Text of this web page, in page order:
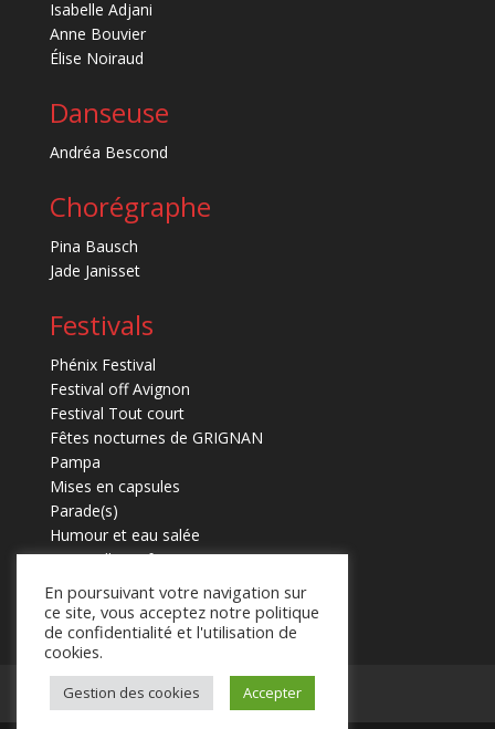
Isabelle Adjani
Anne Bouvier
Élise Noiraud
Danseuse
Andréa Bescond
Chorégraphe
Pina Bausch
Jade Janisset
Festivals
Phénix Festival
Festival off Avignon
Festival Tout court
Fêtes nocturnes de GRIGNAN
Pampa
Mises en capsules
Parade(s)
Humour et eau salée
Marmaille en fugues
Mentions légales Contact
En poursuivant votre navigation sur
ce site, vous acceptez notre politique
de confidentialité et l'utilisation de
cookies.
Gestion des cookies Accepter